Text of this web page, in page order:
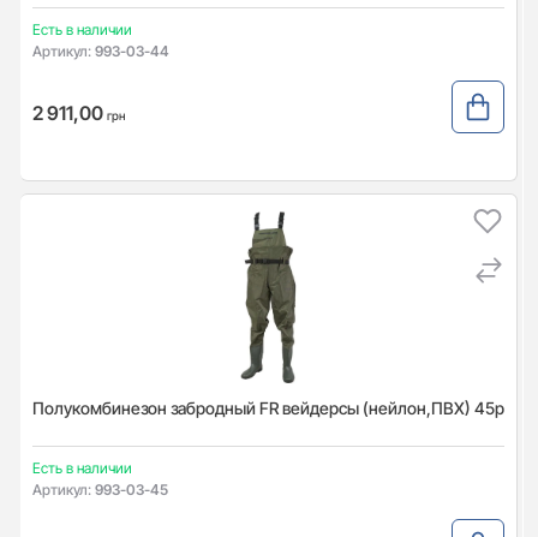
Есть в наличии
Артикул: 993-03-44
2 911,00 грн
Полукомбинезон забродный FR вейдерсы (нейлон,ПВХ) 45р
Есть в наличии
Артикул: 993-03-45